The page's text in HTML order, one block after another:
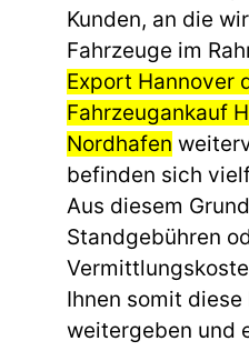
Kunden, an die
Fahrzeuge im
Export Hannover
Fahrzeugankauf
Nordhafen
befinden sich
Aus diesem
Standgebühren
Ihnen somit diese
weitergeben und